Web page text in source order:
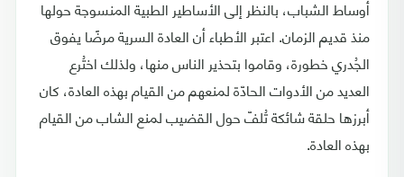
أوساط الشباب، بالنظر إلى الأساطير الطبية المنسوجة حولها
منذ قديم الزمان. اعتبر الأطباء أن العادة السرية مرضًا يفوق
الجُدري خطورة، وقاموا بتحذير الناس منها، ولذلك اختُرع
العديد من الأدوات الحادّة لمنعهم من القيام بهذه العادة، كان
أبرزها حلقة شائكة تُلفّ حول القضيب لمنع الشاب من القيام
بهذه العادة.